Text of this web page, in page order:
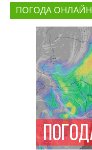
ПОГОДА ОНЛАЙН